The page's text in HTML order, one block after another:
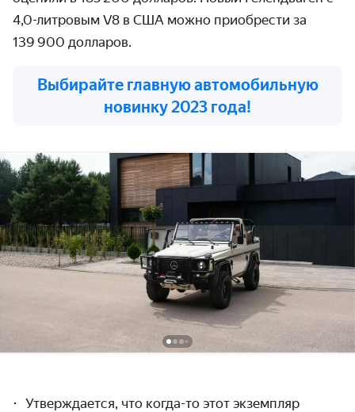
4,0-литровым V8 в США можно приобрести за
139 900 долларов.
Выбирайте главную автомобильную
новинку 2023 года!
Утверждается, что когда-то этот экземпляр